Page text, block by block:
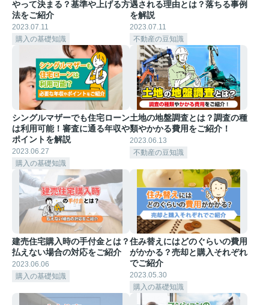
やって決まる？基準や上げる方
法をご紹介
2023.07.11
購入の基礎知識
遇される理由とは？落ちる事例
を解説
2023.07.11
不動産の豆知識
シングルマザーでも住宅ローン
は利用可能！審査に通る年収や
ポイントを解説
2023.06.27
購入の基礎知識
土地の地盤調査とは？調査の種
類やかかる費用をご紹介！
2023.06.13
不動産の豆知識
建売住宅購入時の手付金とは？
払えない場合の対応をご紹介
2023.06.06
購入の基礎知識
住み替えにはどのぐらいの費用
がかかる？売却と購入それぞれ
でご紹介
2023.05.30
購入の基礎知識